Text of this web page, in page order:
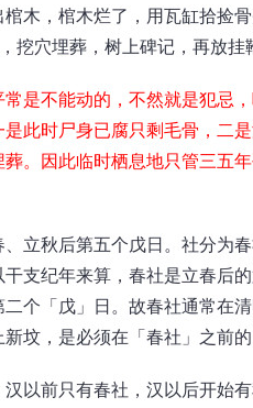
木，棺木烂了，用瓦缸拾捡
挖穴埋葬，树上碑记，再放挂
是不能动的，不然就是犯忌
此时尸身已腐只剩毛骨，二
。因此临时栖息地只管三五
立秋后第五个戊日。社分为
支纪年来算，春社是立春后
个「戊」日。故春社通常在
坟，是必须在「春社」之前的
前只有春社，汉以后开始有